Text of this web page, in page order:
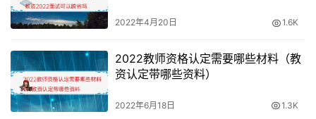
2022年4月20日 1.6K
2022教师资格认定需要哪些材料（教
资认定带哪些资料）
2022年6月18日 1.3K